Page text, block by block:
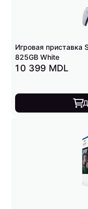
Игровая приставка
825GB White
10 399 MDL